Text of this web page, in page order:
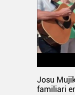
Josu
familiari